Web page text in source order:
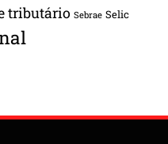
tributário Sebrae Selic